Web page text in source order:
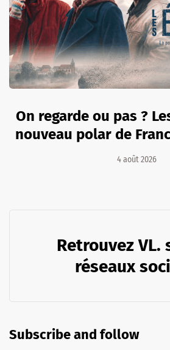
On regarde ou pas ?
nouveau polar de
4 août 2026
Retrouvez VL.
réseaux
Subscribe and follow